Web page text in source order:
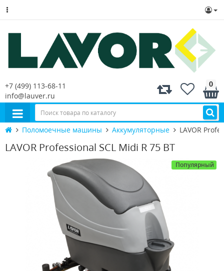
+7 (499) 113-68-11
info@lauver.ru
0
Поломоечные машины Аккумуляторные LAVOR
LAVOR Professional SCL Midi R 75 BT
Популярный